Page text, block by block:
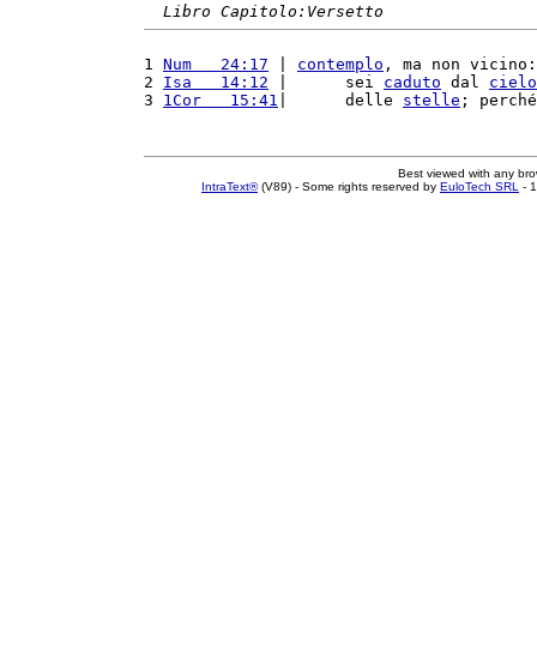
Libro Capitolo:Versetto
1 Num   24:17 contemplo , ma non
2 Isa   14:12 |      sei caduto dal cielo
3 1Cor   15:41 |      delle stelle ;
Best viewed with any
IntraText®(V89) - Some rights reserved by EuloTech SRL -